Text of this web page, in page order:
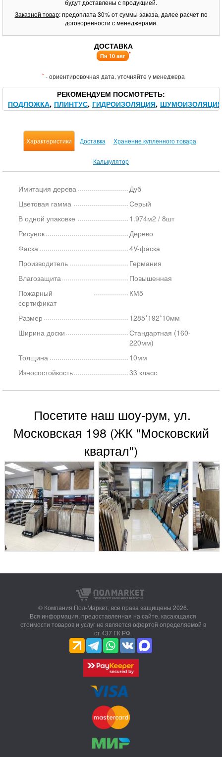
будут доставлены с продукцией.
Заказной товар: предоплата 30% от суммы заказа, далее расчет по
договоренности с менеджерами.
ДОСТАВКА
Пн 10 авг *
* - ориентировочная дата, уточняйте у менеджера
РЕКОМЕНДУЕМ ПОСМОТРЕТЬ
ПОДЛОЖКА ПЛИНТУС ГИДРОИЗОЛЯЦИЯ ШУМОИЗОЛЯЦИЯ
Характеристики Доставка Хранение купленного товара
Калькулятор
Имитация дерева
Дуб
Цветовая гамма
Серый
В одной упаковке
1.974м2 / 8шт
Рисунок
Дерево
Фаска
4V-фаска
Производитель
Германия
Влагозащита
Повышенная
Пожарный
сертификат
КМ5
Размер
1285*192*10мм
Ширина доски
Стандартная (160-
220мм)
Толщина
10мм
Износостойкость
33 класс
Посетите наш шоу-рум, ул.
Московская 198 (ЖК "Московский
квартал")
© Компания Пол-Маркет, все права защищены 2026.
Вся информация, предоставленная на сайте, касающаяся
стоимости товаров и услуг не является офертой определяемой в
ст.437 ГК РФ.